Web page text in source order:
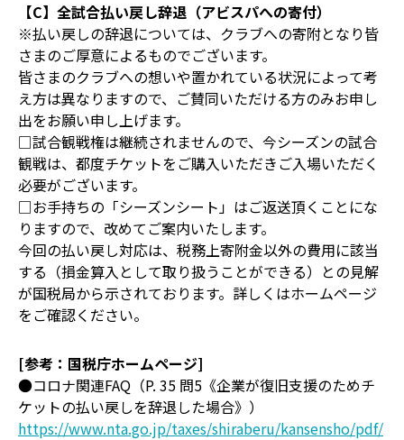
【C】全試合払い戻し辞退（アビスパへの寄付）
※払い戻しの辞退については、クラブへの寄附となり皆
さまのご厚意によるものでございます。
皆さまのクラブへの想いや置かれている状況によって考
え方は異なりますので、ご賛同いただける方のみお申し
出をお願い申し上げます。
□試合観戦権は継続されませんので、今シーズンの試合
観戦は、都度チケットをご購入いただきご入場いただく
必要がございます。
□お手持ちの「シーズンシート」はご返送頂くことにな
りますので、改めてご案内いたします。
今回の払い戻し対応は、税務上寄附金以外の費用に該当
する（損金算入として取り扱うことができる）との見解
が国税局から示されております。詳しくはホームページ
をご確認ください。
[参考：国税庁ホームページ]
●コロナ関連FAQ（P. 35 問5《企業が復旧支援のためチ
ケットの払い戻しを辞退した場合》）
https://www.nta.go.jp/taxes/shiraberu/kansensho/pdf/